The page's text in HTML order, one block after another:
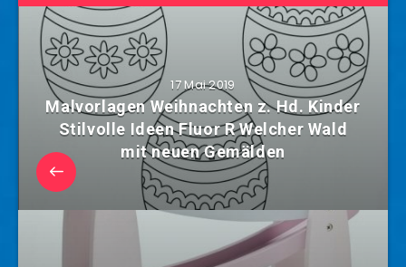
17 Mai 2019
Malvorlagen Weihnachten z. Hd. Kinder
Stilvolle Ideen Fluor R Welcher Wald
mit neuen Gemälden